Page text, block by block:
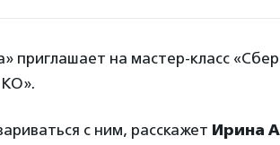
на мастер-класс
с ним, расскажет Ирина